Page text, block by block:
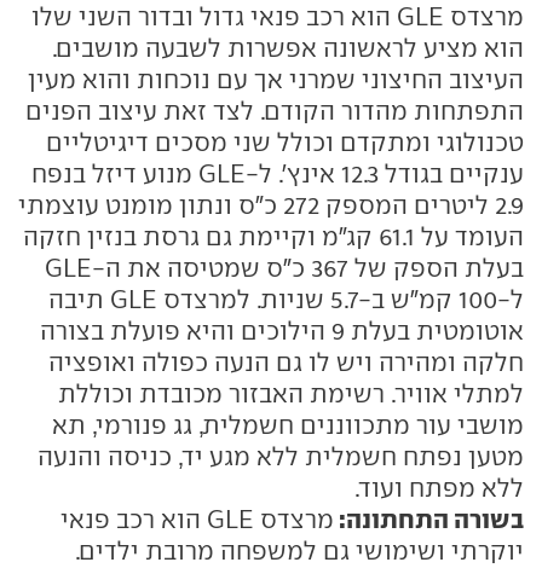
מרצדס GLE הוא רכב פנאי גדול ובדור השני שלו
הוא מציע לראשונה אפשרות לשבעה מושבים.
העיצוב החיצוני שמרני אך עם נוכחות והוא מעין
התפתחות מהדור הקודם. לצד זאת עיצוב הפנים
טכנולוגי ומתקדם וכולל שני מסכים דיגיטליים
ענקיים בגודל 12.3 אינץ'. ל-GLE מנוע דיזל בנפח
2.9 ליטרים המספק 272 כ"ס ונתון מומנט עוצמתי
העומד על 61.1 קג"מ וקיימת גם גרסת בנזין חזקה
בעלת הספק של 367 כ"ס שמטיסה את ה-GLE
ל-100 קמ"ש ב-5.7 שניות. למרצדס GLE תיבה
אוטומטית בעלת 9 הילוכים והיא פועלת בצורה
חלקה ומהירה ויש לו גם הנעה כפולה ואופציה
למתלי אוויר. רשימת האבזור מכובדת וכוללת
מושבי עור מתכווננים חשמלית, גג פנורמי, תא
מטען נפתח חשמלית ללא מגע יד, כניסה והנעה
ללא מפתח ועוד.
בשורה התחתונה:
מרצדס GLE הוא רכב פנאי
יוקרתי ושימושי גם למשפחה מרובת ילדים.